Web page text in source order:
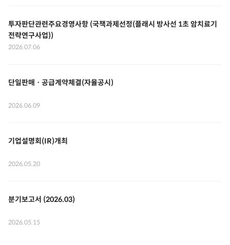
투자판단관련주요경영사항 (국책과제선정(플래시 방사선 1초 암치료기
전략연구사업))
2026.07.06
단일판매ㆍ공급계약체결(자율공시)
2026.06.09
기업설명회(IR)개최
2026.05.20
분기보고서 (2026.03)
2026.05.15